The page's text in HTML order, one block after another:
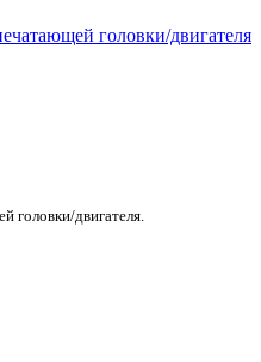
головки/двигателя.